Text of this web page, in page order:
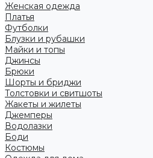
Женская одежда
Платья
Футболки
Блузки и рубашки
Майки и топы
Джинсы
Брюки
Шорты и бриджи
Толстовки и свитшоты
Жакеты и жилеты
Джемперы
Водолазки
Боди
Костюмы